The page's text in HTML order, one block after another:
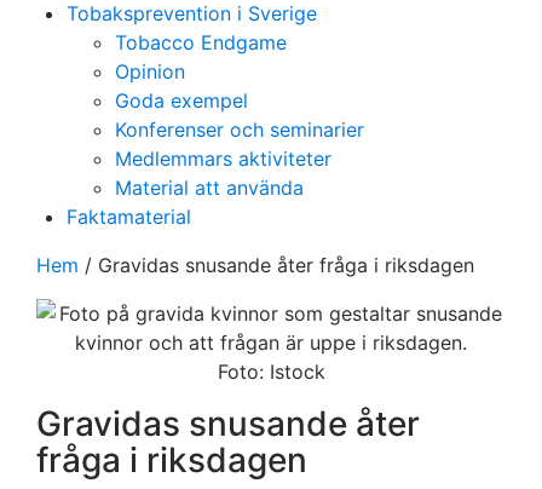
Tobaksprevention i Sverige
Tobacco Endgame
Opinion
Goda exempel
Konferenser och seminarier
Medlemmars aktiviteter
Material att använda
Faktamaterial
Hem / Gravidas snusande åter fråga i riksdagen
Foto: Istock
Gravidas snusande åter
fråga i riksdagen